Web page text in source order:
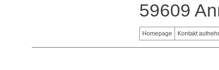
59609
Homepage Kontakt